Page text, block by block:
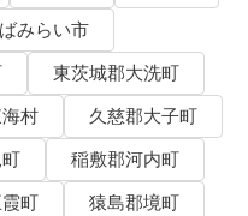
みらい市
東茨城郡大洗町
村
久慈郡大子町
稲敷郡河内町
町
猿島郡境町